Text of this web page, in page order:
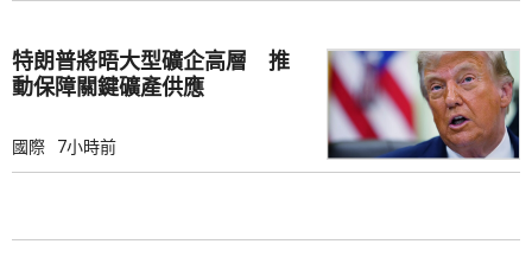
特朗普將晤大型礦企高層 推
動保障關鍵礦產供應
國際 7小時前